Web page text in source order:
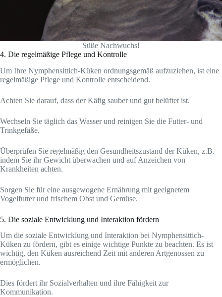
Süße Nachwuchs!
4. Die regelmäßige Pflege und Kontrolle
Um Ihre Nymphensittich-Küken ordnungsgemäß aufzuziehen, ist eine
regelmäßige Pflege und Kontrolle entscheidend.
Achten Sie darauf, dass der Käfig sauber und gut belüftet ist.
Wechseln Sie täglich das Wasser und reinigen Sie die Futter- und
Trinkgefäße.
Überprüfen Sie regelmäßig den Gesundheitszustand der Küken, z.B.
indem Sie ihr Gewicht überwachen und auf Anzeichen von
Krankheiten achten.
Sorgen Sie für eine ausgewogene Ernährung mit geeignetem
Vogelfutter und frischem Obst und Gemüse.
5. Die soziale Entwicklung und Interaktion fördern
Um die soziale Entwicklung und Interaktion bei Nymphensittich-
Küken zu fördern, gibt es einige wichtige Punkte zu beachten. Es ist
wichtig, den Küken ausreichend Zeit mit anderen Artgenossen zu
ermöglichen.
Dies fördert ihr Sozialverhalten und ihre Fähigkeit zur
Kommunikation.